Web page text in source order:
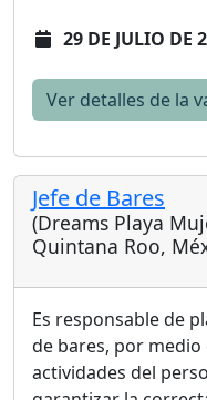
29 DE JULIO DE
Ver detalles de la
Jefe de Bares
(Dreams Playa
Quintana Roo,
Es responsable de
de bares, por medio
actividades del